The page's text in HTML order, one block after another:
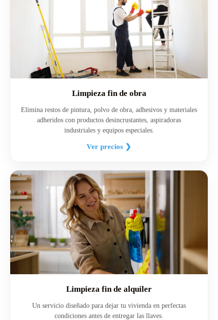
Limpieza fin de obra
Elimina restos de pintura, polvo de obra, adhesivos y materiales
adheridos con productos desincrustantes, aspiradoras
industriales y equipos especiales.
Ver precios ❯
Limpieza fin de alquiler
Un servicio diseñado para dejar tu vivienda en perfectas
condiciones antes de entregar las llaves.